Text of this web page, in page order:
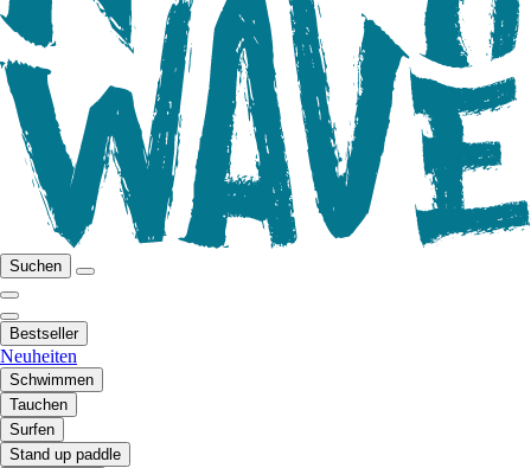
Suchen
Bestseller
Neuheiten
Schwimmen
Tauchen
Surfen
Stand up paddle